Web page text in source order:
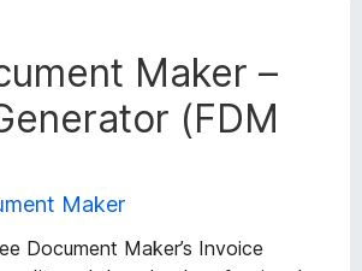
s
v
o
F
r
Maker –
(FDM
Maker
Document Maker’s Invoice